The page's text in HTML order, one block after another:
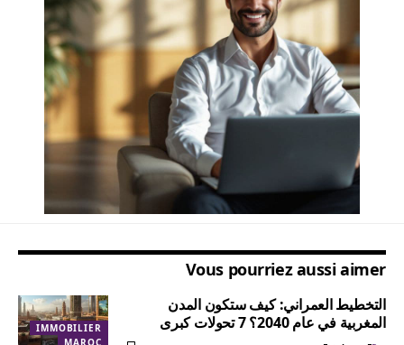
Vous pourriez aussi aimer
IMMOBILIER
MAROC
التخطيط العمراني: كيف ستكون المدن
المغربية في عام 2040؟ 7 تحولات كبرى